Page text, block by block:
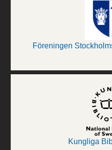
Föreningen
Kungliga